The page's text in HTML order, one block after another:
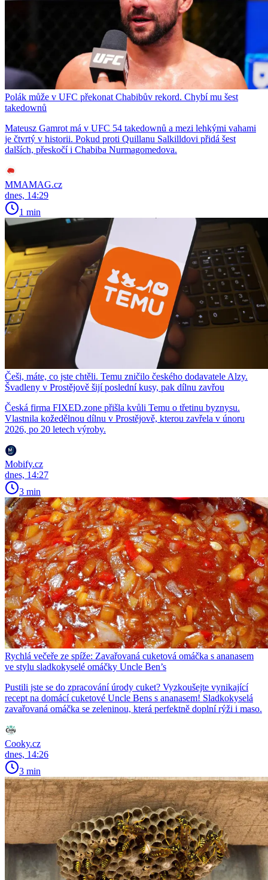
Polák může v UFC překonat Chabibův rekord. Chybí mu šest
takedownů
Mateusz Gamrot má v UFC 54 takedownů a mezi lehkými vahami
je čtvrtý v historii. Pokud proti Quillanu Salkilldovi přidá šest
dalších, přeskočí i Chabiba Nurmagomedova.
MMAMAG.cz
dnes, 14:29
1 min
Češi, máte, co jste chtěli. Temu zničilo českého dodavatele Alzy.
Švadleny v Prostějově šijí poslední kusy, pak dílnu zavřou
Česká firma FIXED.zone přišla kvůli Temu o třetinu byznysu.
Vlastnila kožedělnou dílnu v Prostějově, kterou zavřela v únoru
2026, po 20 letech výroby.
Mobify.cz
dnes, 14:27
3 min
Rychlá večeře ze spíže: Zavařovaná cuketová omáčka s ananasem
ve stylu sladkokyselé omáčky Uncle Ben’s
Pustili jste se do zpracování úrody cuket? Vyzkoušejte vynikající
recept na domácí cuketové Uncle Bens s ananasem! Sladkokyselá
zavařovaná omáčka se zeleninou, která perfektně doplní rýži i maso.
Cooky.cz
dnes, 14:26
3 min